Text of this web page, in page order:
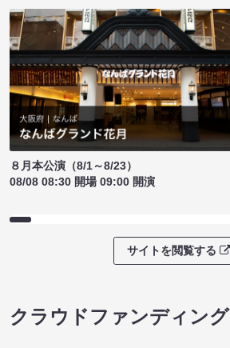
８月本公演（8/1～8/23）
08/08 08:30 開場 09:00 開演
サイトを閲覧する
クラウドファンディング